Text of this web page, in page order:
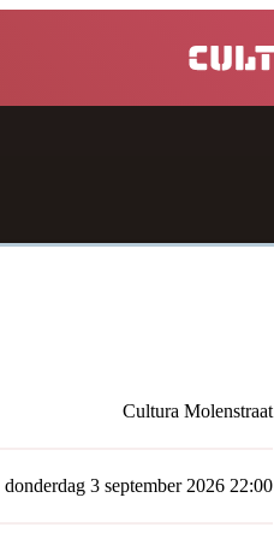
Cultura Molenstraat
donderdag 3 september 2026 22:00